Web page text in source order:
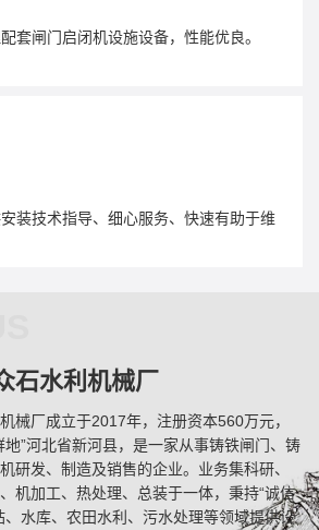
套闸门启闭机设施设备，性能优良。
装技术指导、细心服务、快速有助于维
石水利机械厂
械厂成立于2017年，注册资本560万元，
”河北省新河县，是一家从事铸铁闸门、铸
研发、制造及销售的企业。业务集科研、
机加工、热处理、总装于一体，秉持“诚信
、水库、农田水利、污水处理等领域提供设